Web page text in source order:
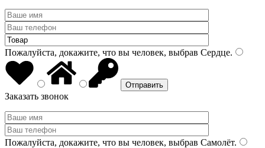
Пожалуйста, докажите, что вы человек, выбрав Сердце.
Заказать звонок
Пожалуйста, докажите, что вы человек, выбрав Самолёт.